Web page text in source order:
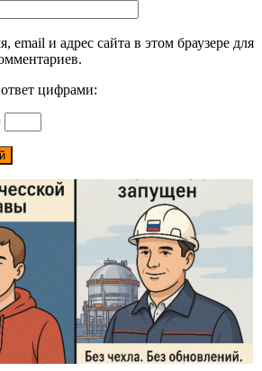
email и адрес сайта в этом браузере для
цифрами: